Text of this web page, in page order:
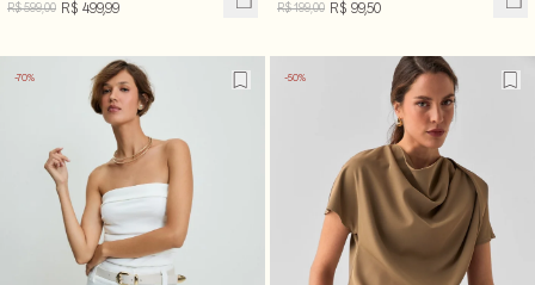
R$ 599,00 R$ 499,99 R$ 199,00 R$ 99,50
-70% -50%